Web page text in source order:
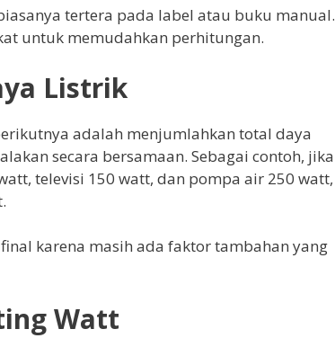
tertera pada label atau buku manual.
untuk memudahkan perhitungan.
Listrik
adalah menjumlahkan total daya
secara bersamaan. Sebagai contoh, jika
televisi 150 watt, dan pompa air 250 watt,
karena masih ada faktor tambahan yang
Watt